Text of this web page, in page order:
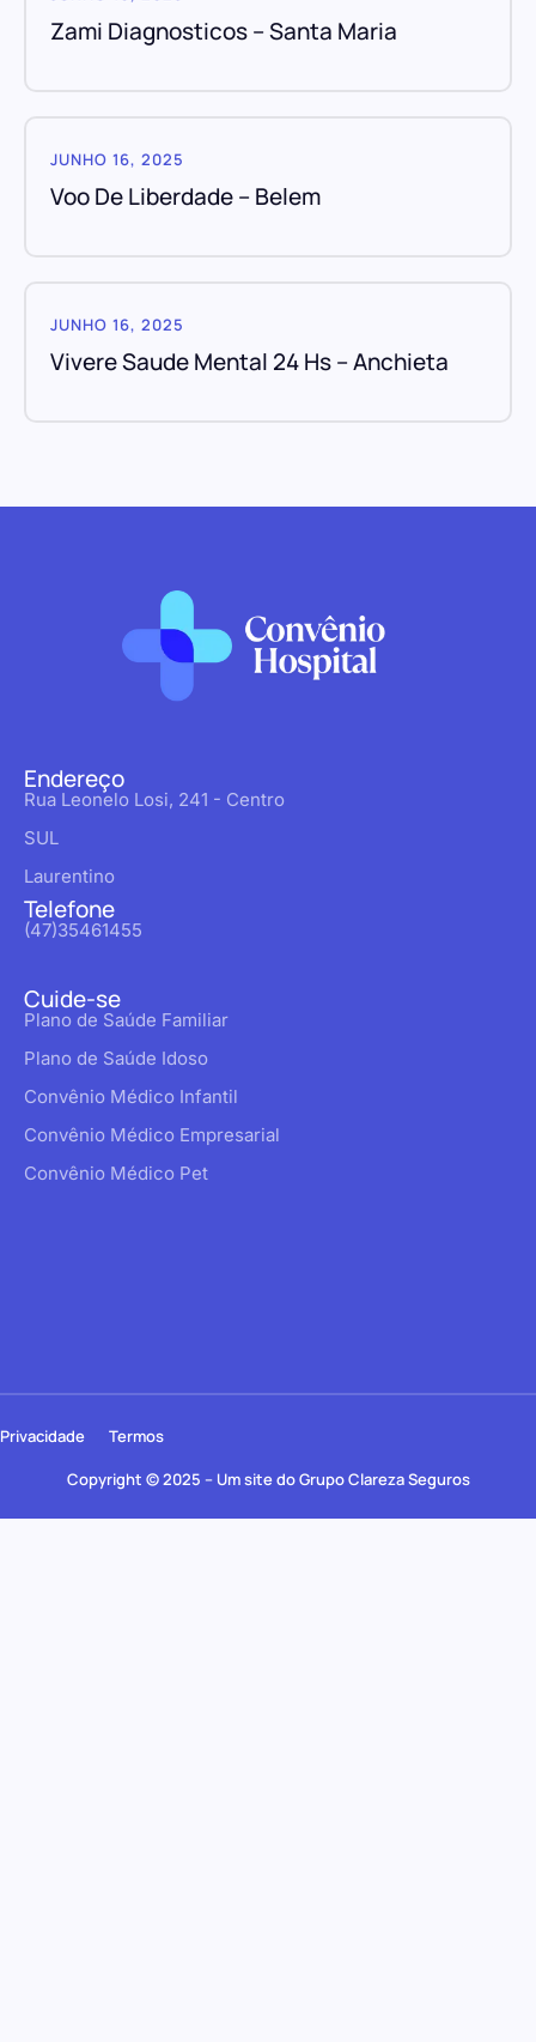
Zami Diagnosticos – Santa Maria
JUNHO 16, 2025
Voo De Liberdade – Belem
JUNHO 16, 2025
Vivere Saude Mental 24 Hs – Anchieta
Endereço
Rua Leonelo Losi, 241 - Centro
SUL
Laurentino
Telefone
(47)35461455
Cuide-se
Plano de Saúde Familiar
Plano de Saúde Idoso
Convênio Médico Infantil
Convênio Médico Empresarial
Convênio Médico Pet
Copyright © 2025 – Um site do Grupo Clareza Seguros
Privacidade Termos